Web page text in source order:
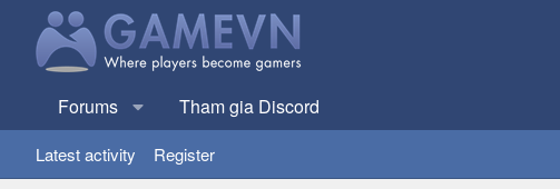
Forums Tham gia Discord
Latest activity Register